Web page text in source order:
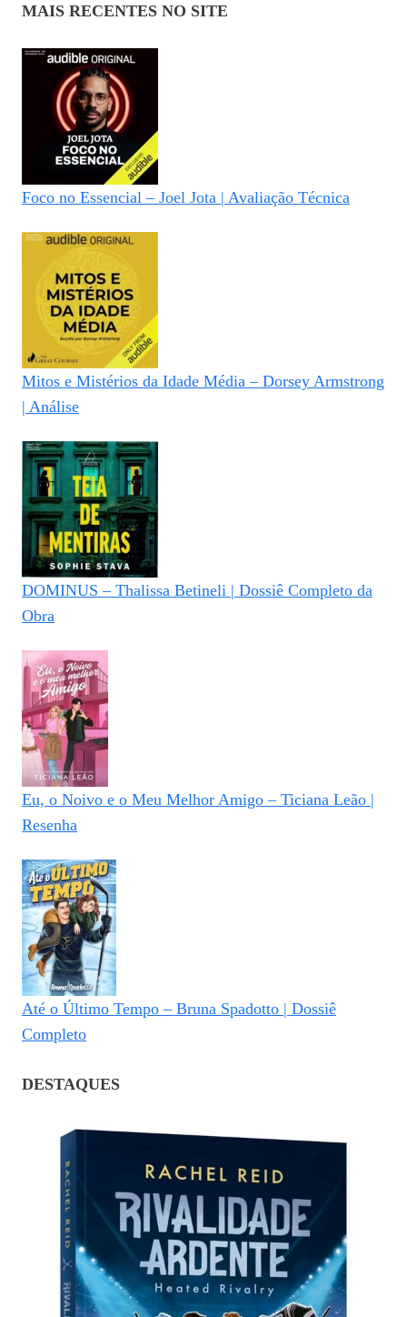
MAIS RECENTES NO SITE
Foco no Essencial – Joel Jota | Avaliação Técnica
Mitos e Mistérios da Idade Média – Dorsey Armstrong
| Análise
DOMINUS – Thalissa Betineli | Dossiê Completo da
Obra
Eu, o Noivo e o Meu Melhor Amigo – Ticiana Leão |
Resenha
Até o Último Tempo – Bruna Spadotto | Dossiê
Completo
DESTAQUES